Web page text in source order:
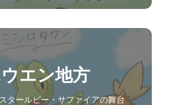
エン地方
タールビー・サファイアの舞台